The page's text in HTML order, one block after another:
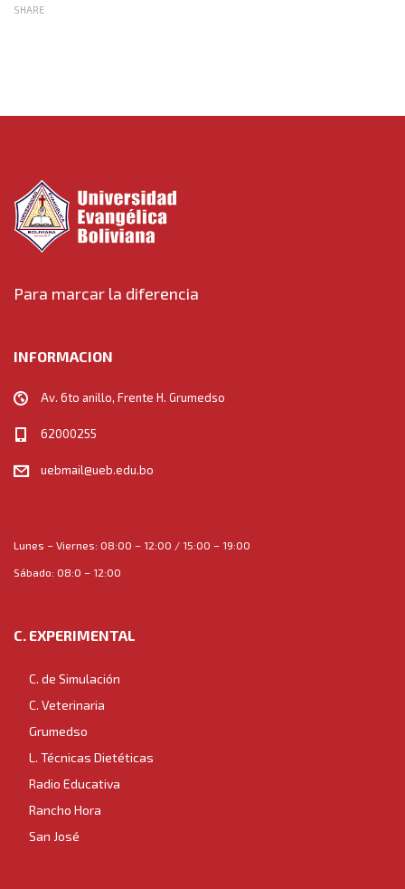
SHARE
Para marcar la diferencia
INFORMACION
Av. 6to anillo, Frente H. Grumedso
62000255
uebmail@ueb.edu.bo
Lunes – Viernes: 08:00 – 12:00 / 15:00 – 19:00
Sábado: 08:0 – 12:00
C. EXPERIMENTAL
C. de Simulación
C. Veterinaria
Grumedso
L. Técnicas Dietéticas
Radio Educativa
Rancho Hora
San José